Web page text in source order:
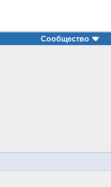
Сообщество